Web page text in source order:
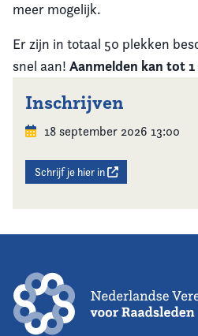
meer mogelijk.
Er zijn in totaal 50 plekken
snel aan! Aanmelden kan tot
Inschrijven
18 september 2026 13:00
Schrijf je hier in